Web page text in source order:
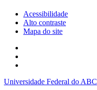
Acessibilidade
Alto contraste
Mapa do site
Universidade Federal do ABC